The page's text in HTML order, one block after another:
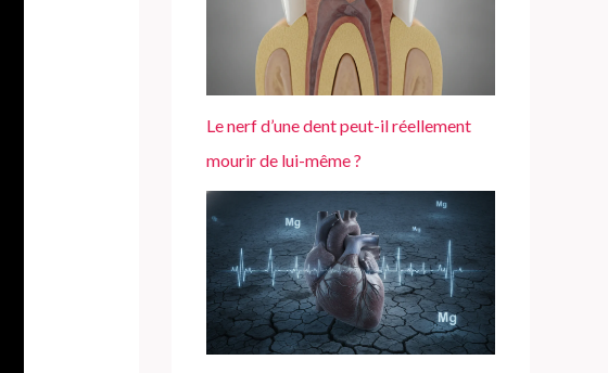
Le nerf d’une dent peut-il réellement
mourir de lui-même ?